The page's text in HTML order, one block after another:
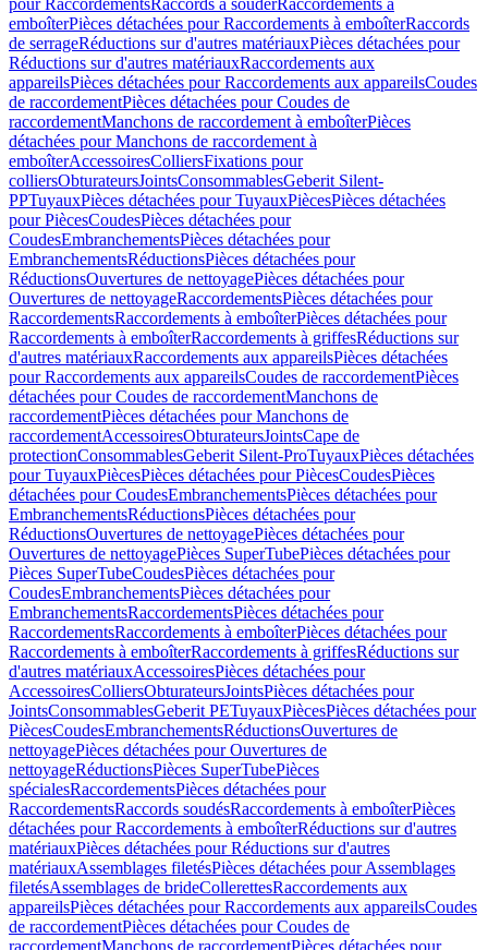
pour RaccordementsRaccords à souderRaccordements à
emboîterPièces détachées pour Raccordements à emboîterRaccords
de serrageRéductions sur d'autres matériauxPièces détachées pour
Réductions sur d'autres matériauxRaccordements aux
appareilsPièces détachées pour Raccordements aux appareilsCoudes
de raccordementPièces détachées pour Coudes de
raccordementManchons de raccordement à emboîterPièces
détachées pour Manchons de raccordement à
emboîterAccessoiresColliersFixations pour
colliersObturateursJointsConsommablesGeberit Silent-
PPTuyauxPièces détachées pour TuyauxPiècesPièces détachées
pour PiècesCoudesPièces détachées pour
CoudesEmbranchementsPièces détachées pour
EmbranchementsRéductionsPièces détachées pour
RéductionsOuvertures de nettoyagePièces détachées pour
Ouvertures de nettoyageRaccordementsPièces détachées pour
RaccordementsRaccordements à emboîterPièces détachées pour
Raccordements à emboîterRaccordements à griffesRéductions sur
d'autres matériauxRaccordements aux appareilsPièces détachées
pour Raccordements aux appareilsCoudes de raccordementPièces
détachées pour Coudes de raccordementManchons de
raccordementPièces détachées pour Manchons de
raccordementAccessoiresObturateursJointsCape de
protectionConsommablesGeberit Silent-ProTuyauxPièces détachées
pour TuyauxPiècesPièces détachées pour PiècesCoudesPièces
détachées pour CoudesEmbranchementsPièces détachées pour
EmbranchementsRéductionsPièces détachées pour
RéductionsOuvertures de nettoyagePièces détachées pour
Ouvertures de nettoyagePièces SuperTubePièces détachées pour
Pièces SuperTubeCoudesPièces détachées pour
CoudesEmbranchementsPièces détachées pour
EmbranchementsRaccordementsPièces détachées pour
RaccordementsRaccordements à emboîterPièces détachées pour
Raccordements à emboîterRaccordements à griffesRéductions sur
d'autres matériauxAccessoiresPièces détachées pour
AccessoiresColliersObturateursJointsPièces détachées pour
JointsConsommablesGeberit PETuyauxPiècesPièces détachées pour
PiècesCoudesEmbranchementsRéductionsOuvertures de
nettoyagePièces détachées pour Ouvertures de
nettoyageRéductionsPièces SuperTubePièces
spécialesRaccordementsPièces détachées pour
RaccordementsRaccords soudésRaccordements à emboîterPièces
détachées pour Raccordements à emboîterRéductions sur d'autres
matériauxPièces détachées pour Réductions sur d'autres
matériauxAssemblages filetésPièces détachées pour Assemblages
filetésAssemblages de brideCollerettesRaccordements aux
appareilsPièces détachées pour Raccordements aux appareilsCoudes
de raccordementPièces détachées pour Coudes de
raccordementManchons de raccordementPièces détachées pour